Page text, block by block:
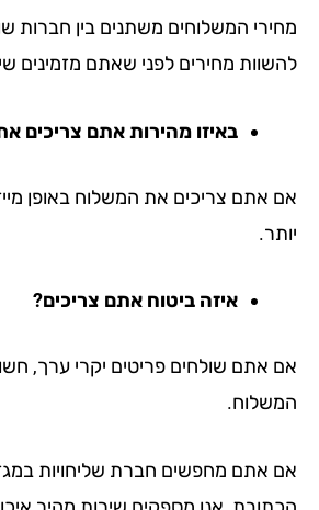
המשלוחים משתנים בין חברות
מחירים לפני שאתם מזמינים שירות.
באיזו מהירות אתם צריכים את
אתם צריכים את המשלוח באופן מיידי,
איזה ביטוח אתם צריכים?
אתם שולחים פריטים יקרי ערך, חשוב
אתם מחפשים חברת שליחויות במגדל